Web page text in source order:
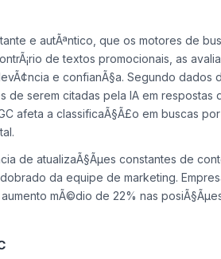
e autÃªntico, que os motores de
de textos promocionais, as
e confianÃ§a. Segundo dados
de serem citadas pela IA em respostas
afeta a classificaÃ§Ã£o em buscas por
de atualizaÃ§Ãµes constantes de
da equipe de marketing.
mÃ©dio de 22% nas